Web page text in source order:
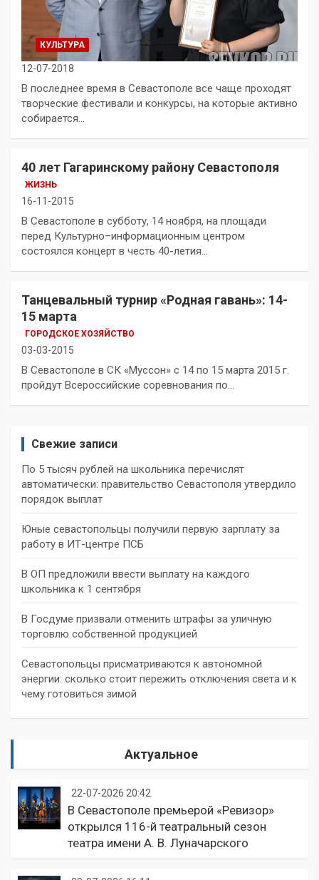
КУЛЬТУРА
12-07-2018
В последнее время в Севастополе все чаще проходят
творческие фестивали и конкурсы, на которые активно
собирается…
40 лет Гагаринскому району Севастополя
ЖИЗНЬ
16-11-2015
В Севастополе в субботу, 14 ноября, на площади
перед Культурно–информационным центром
состоялся концерт в честь 40-летия…
Танцевальный турнир «Родная гавань»: 14-
15 марта
ГОРОДСКОЕ ХОЗЯЙСТВО
03-03-2015
В Севастополе в СК «Муссон» с 14 по 15 марта 2015 г.
пройдут Всероссийские соревнования по…
Свежие записи
По 5 тысяч рублей на школьника перечислят
автоматически: правительство Севастополя утвердило
порядок выплат
Юные севастопольцы получили первую зарплату за
работу в ИТ-центре ПСБ
В ОП предложили ввести выплату на каждого
школьника к 1 сентября
В Госдуме призвали отменить штрафы за уличную
торговлю собственной продукцией
Севастопольцы присматриваются к автономной
энергии: сколько стоит пережить отключения света и к
чему готовиться зимой
Актуальное
22-07-2026 20:42
В Севастополе премьерой «Ревизор»
открылся 116-й театральный сезон
театра имени А. В. Луначарского